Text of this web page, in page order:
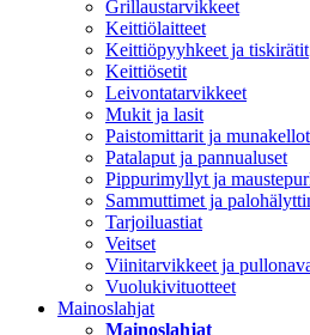
Grillaustarvikkeet
Keittiölaitteet
Keittiöpyyhkeet ja tiskirätit
Keittiösetit
Leivontatarvikkeet
Mukit ja lasit
Paistomittarit ja munakellot
Patalaput ja pannualuset
Pippurimyllyt ja
Sammuttimet ja
Tarjoiluastiat
Veitset
Viinitarvikkeet ja
Vuolukivituotteet
Mainoslahjat
Mainoslahjat